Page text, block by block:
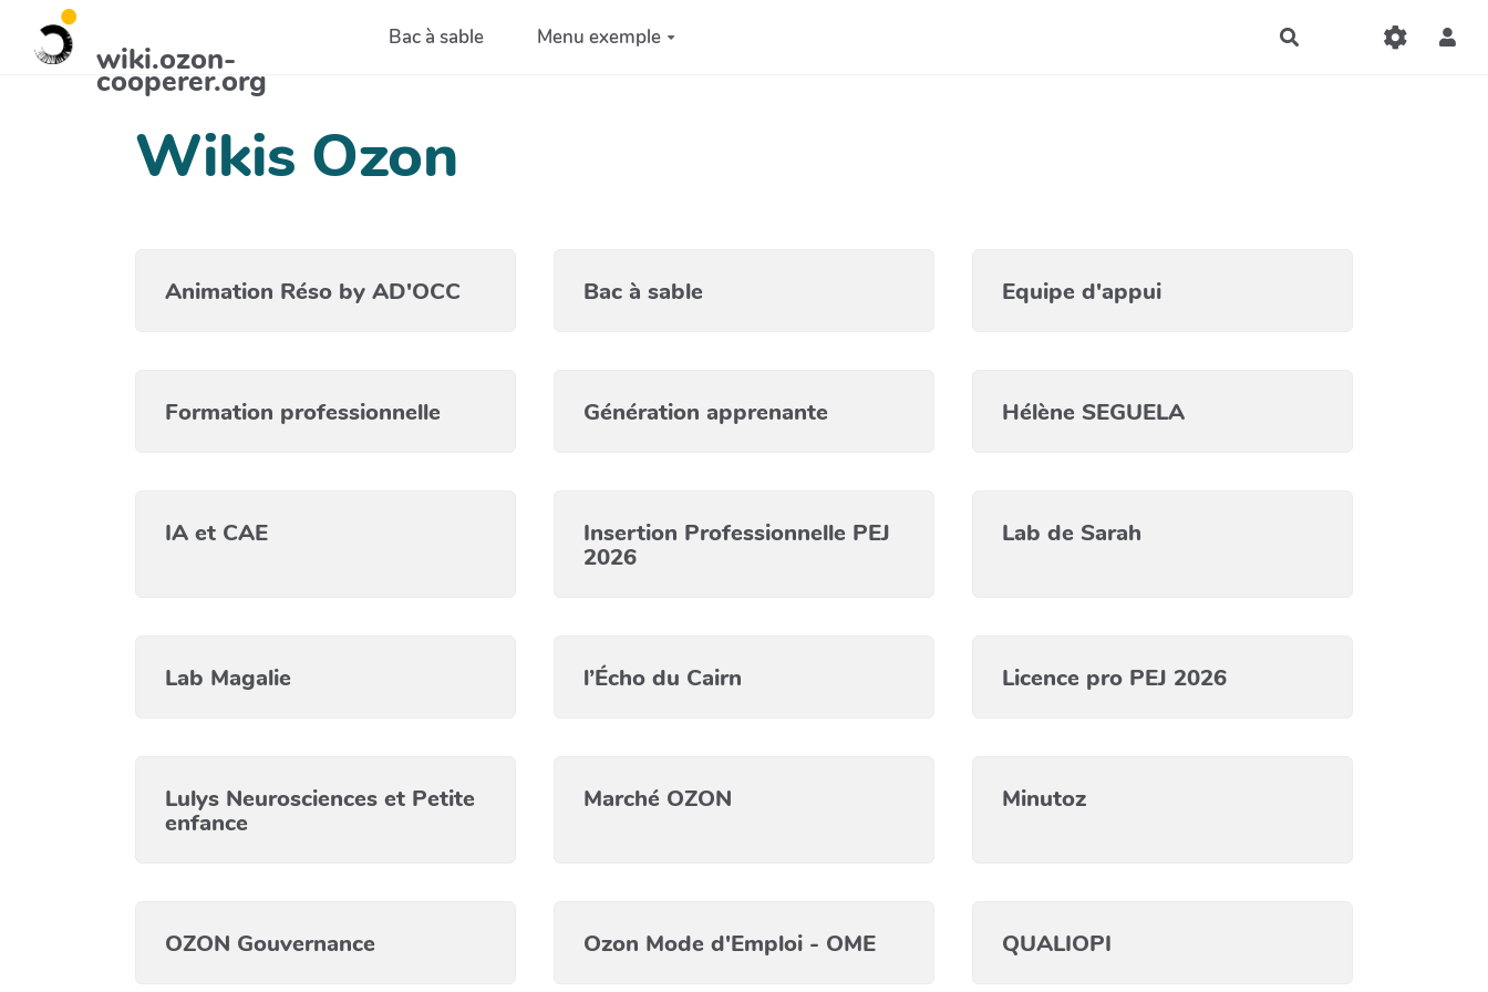
Aller au contenu principal
wiki.ozon-
cooperer.org
Bac à sable Menu exemple Rechercher
Wikis Ozon
Animation Réso by AD'OCC Bac à sable Equipe d'appui
Formation professionnelle Génération apprenante Hélène SEGUELA
IA et CAE Insertion Professionnelle PEJ
2026
Lab de Sarah
Lab Magalie l’Écho du Cairn Licence pro PEJ 2026
Lulys Neurosciences et Petite
enfance
Marché OZON Minutoz
OZON Gouvernance Ozon Mode d'Emploi - OME QUALIOPI